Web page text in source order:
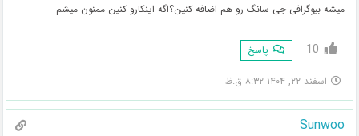
میشه بیوگرافی جی سانگ رو هم اضافه کنین؟اگه اینکارو کنین ممنون میشم
10 پاسخ
اسفند ۲۲, ۱۴۰۴ ۸:۳۲ ق.ظ
Sunwoo